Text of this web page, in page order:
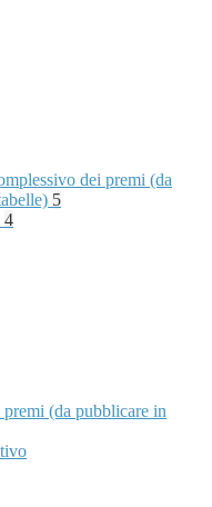
dei premi (da
5
4
(da pubblicare in